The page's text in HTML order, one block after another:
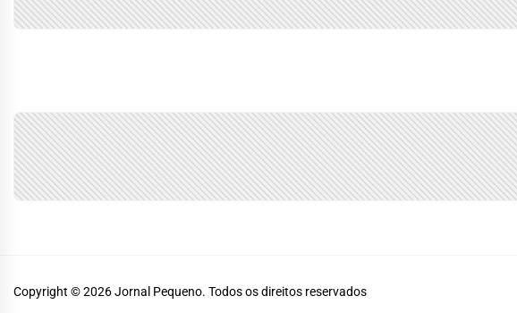
Copyright © 2026Jornal Pequeno. Todos os direitos reservados